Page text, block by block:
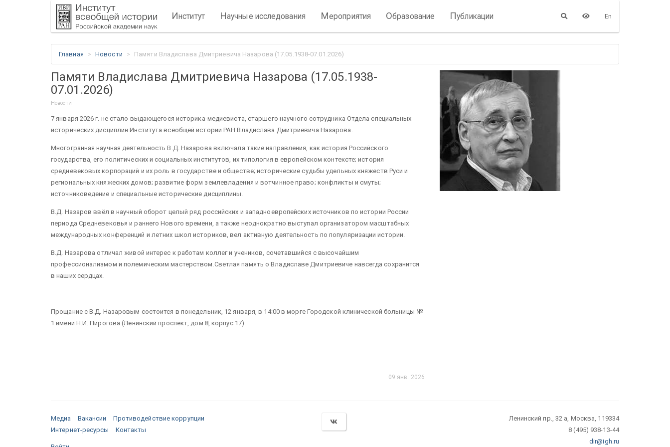
Институт Научные исследования Мероприятия Образование Публикации En
Главная Новости Памяти Владислава Дмитриевича Назарова (17.05.1938-07.01.2026)
Памяти Владислава Дмитриевича Назарова (17.05.1938-
07.01.2026)
Новости
7 января 2026 г. не стало выдающегося историка-медиевиста, старшего научного сотрудника Отдела специальных
исторических дисциплин Института всеобщей истории РАН Владислава Дмитриевича Назарова.
Многогранная научная деятельность В.Д. Назарова включала такие направления, как история Российского
государства, его политических и социальных институтов, их типология в европейском контексте; история
средневековых корпораций и их роль в государстве и обществе; исторические судьбы удельных княжеств Руси и
региональных княжеских домов; развитие форм землевладения и вотчинное право; конфликты и смуты;
источниковедение и специальные исторические дисциплины.
В.Д. Назаров ввёл в научный оборот целый ряд российских и западноевропейских источников по истории России
периода Средневековья и раннего Нового времени, а также неоднократно выступал организатором масштабных
международных конференций и летних школ историков, вел активную деятельность по популяризации истории.
В.Д. Назарова отличал живой интерес к работам коллег и учеников, сочетавшийся с высочайшим
профессионализмом и полемическим мастерством.Светлая память о Владиславе Дмитриевиче навсегда сохранится
в наших сердцах.
Прощание с В.Д. Назаровым состоится в понедельник, 12 января, в 14:00 в морге Городской клинической больницы №
1 имени Н.И. Пирогова (Ленинский проспект, дом 8, корпус 17).
09 янв. 2026
Медиа Вакансии
Противодействие коррупции
Интернет-ресурсы
Контакты
Ленинский пр., 32 а, Москва, 119334
8 (495) 938-13-44
dir@igh.ru